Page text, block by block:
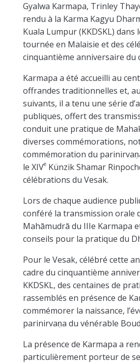
Gyalwa Karmapa, Trinley
rendu à la Karma Kagyu
Kuala Lumpur (KKDSKL) dans
tournée en Malaisie et des
cinquantième anniversaire du
Karmapa a été accueilli au
offrandes traditionnelles et,
suivants, il a tenu une série
publiques, offert des
conduit une pratique de
diverses commémorations,
commémoration du
le XIVeKünzik Shamar
célébrations du Vesak.
Lors de chaque audience
conféré la transmission orale
Mahāmudrā du IIIe Karmapa
conseils pour la pratique du
Pour le Vesak, célébré cette
cadre du cinquantième
KKDSKL, des centaines de
rassemblés en présence de
commémorer la naissance,
parinirvaṇa du vénérable
La présence de Karmapa a
particulièrement porteur de